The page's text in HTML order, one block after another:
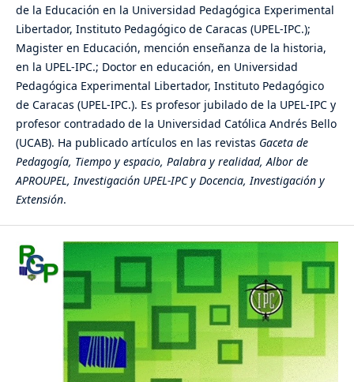
de la Educación en la Universidad Pedagógica Experimental
Libertador, Instituto Pedagógico de Caracas (UPEL-IPC.);
Magister en Educación, mención enseñanza de la historia,
en la UPEL-IPC.; Doctor en educación, en Universidad
Pedagógica Experimental Libertador, Instituto Pedagógico
de Caracas (UPEL-IPC.). Es profesor jubilado de la UPEL-IPC y
profesor contradado de la Universidad Católica Andrés Bello
(UCAB). Ha publicado artículos en las revistas Gaceta de
Pedagogía, Tiempo y espacio, Palabra y realidad, Albor de
APROUPEL, Investigación UPEL-IPC y Docencia, Investigación y
Extensión.